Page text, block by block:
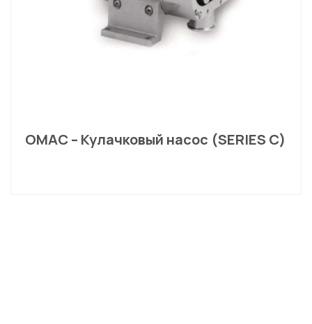
OMAC – Кулачковый насос (SERIES C)